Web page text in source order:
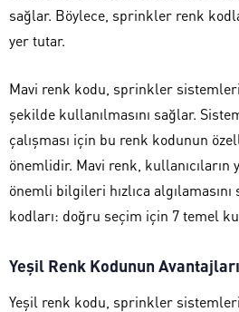
sağlar. Böylece, sprinkler renk
yer tutar.
Mavi renk kodu, sprinkler
şekilde kullanılmasını sağlar.
çalışması için bu renk kodunun
önemlidir. Mavi renk,
önemli bilgileri hızlıca
kodları: doğru seçim için 7 temel
Yeşil Renk Kodunun Avantajları
Yeşil renk kodu, sprinkler